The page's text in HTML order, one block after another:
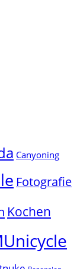
Canyoning
Fotografie
Kochen